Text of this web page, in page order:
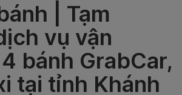
| Tạm
vụ vận
bánh GrabCar,
tại tỉnh Khánh